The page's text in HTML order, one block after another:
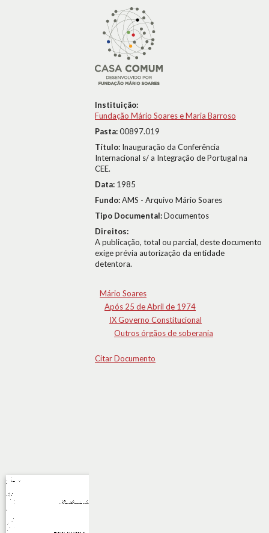
Instituição:
Fundação Mário Soares e Maria Barroso
Pasta:00897.019
Título: Inauguração da Conferência
Internacional s/ a Integração de Portugal na
CEE.
Data: 1985
Fundo:AMS - Arquivo Mário Soares
Tipo Documental:Documentos
Direitos:
A publicação, total ou parcial, deste documento
exige prévia autorização da entidade
detentora.
Mário Soares
Após 25 de Abril de 1974
IX Governo Constitucional
Outros órgãos de soberania
Citar Documento